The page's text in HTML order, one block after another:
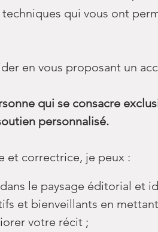
qui vous ont
en vous proposant un
qui se consacre
personnalisé.
et correctrice, je peux :
le paysage éditorial et
et bienveillants en
votre récit ;